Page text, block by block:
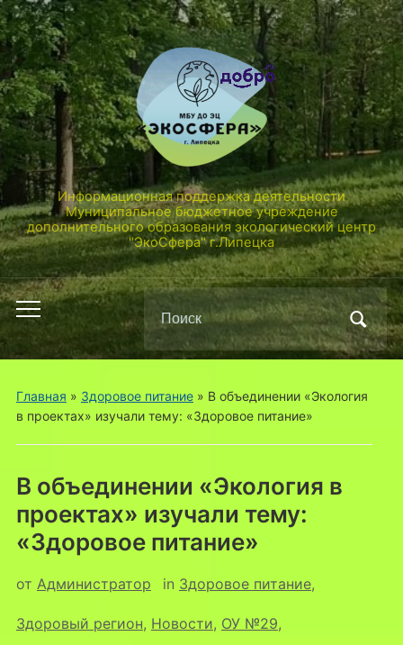
Информационная поддержка деятельности
Муниципальное бюджетное учреждение
дополнительного образования экологический центр
"ЭкоСфера" г.Липецка
Переключить
мобильное
меню
Поиск
по:
Главная » Здоровое питание» В объединении «Экология
в проектах» изучали тему: «Здоровое питание»
В объединении «Экология в
проектах» изучали тему:
«Здоровое питание»
от Администратор in Здоровое питание,
Здоровый регион, Новости, ОУ №29,